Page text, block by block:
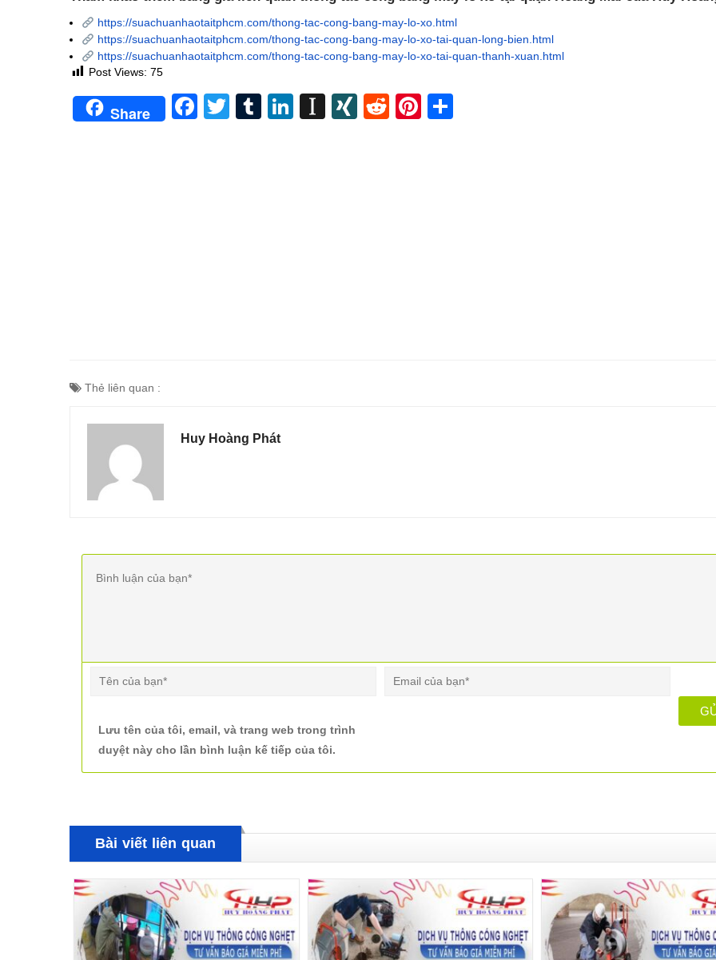
https://suachuanhaotaitphcm.com/thong-tac-cong-bang-may-lo-xo.html
https://suachuanhaotaitphcm.com/thong-tac-cong-bang-may-lo-xo-tai-quan-long-bien.html
https://suachuanhaotaitphcm.com/thong-tac-cong-bang-may-lo-xo-tai-quan-thanh-xuan.html
Post Views: 75
Share Facebook
TwitterTumblrLinkedIn
Instapaper
XINGRedditPinterest
Thẻ liên quan :
Huy Hoàng Phát
Lưu tên của tôi, email, và trang web trong trình
duyệt này cho lần bình luận kế tiếp của tôi.
Bài viết liên quan